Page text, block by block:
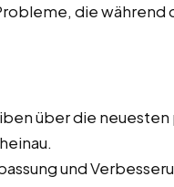
die während
über die
und